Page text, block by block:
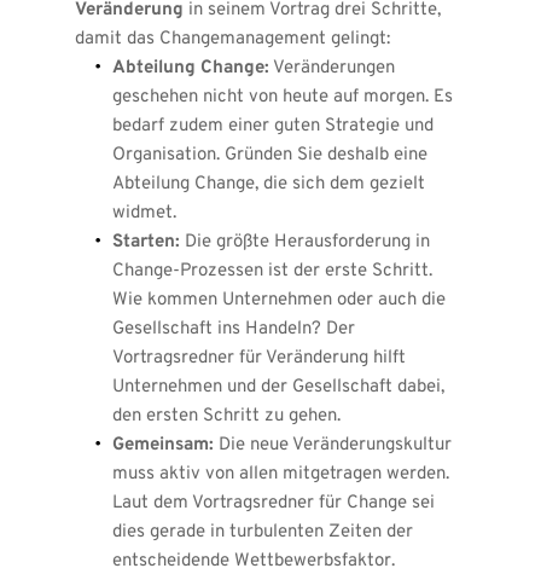
Veränderung in seinem Vortrag drei Schritte,
damit das Changemanagement gelingt:
Abteilung Change: Veränderungen
geschehen nicht von heute auf morgen. Es
bedarf zudem einer guten Strategie und
Organisation. Gründen Sie deshalb eine
Abteilung Change, die sich dem gezielt
widmet.
Starten: Die größte Herausforderung in
Change-Prozessen ist der erste Schritt.
Wie kommen Unternehmen oder auch die
Gesellschaft ins Handeln? Der
Vortragsredner für Veränderung hilft
Unternehmen und der Gesellschaft dabei,
den ersten Schritt zu gehen.
Gemeinsam: Die neue Veränderungskultur
muss aktiv von allen mitgetragen werden.
Laut dem Vortragsredner für Change sei
dies gerade in turbulenten Zeiten der
entscheidende Wettbewerbsfaktor.